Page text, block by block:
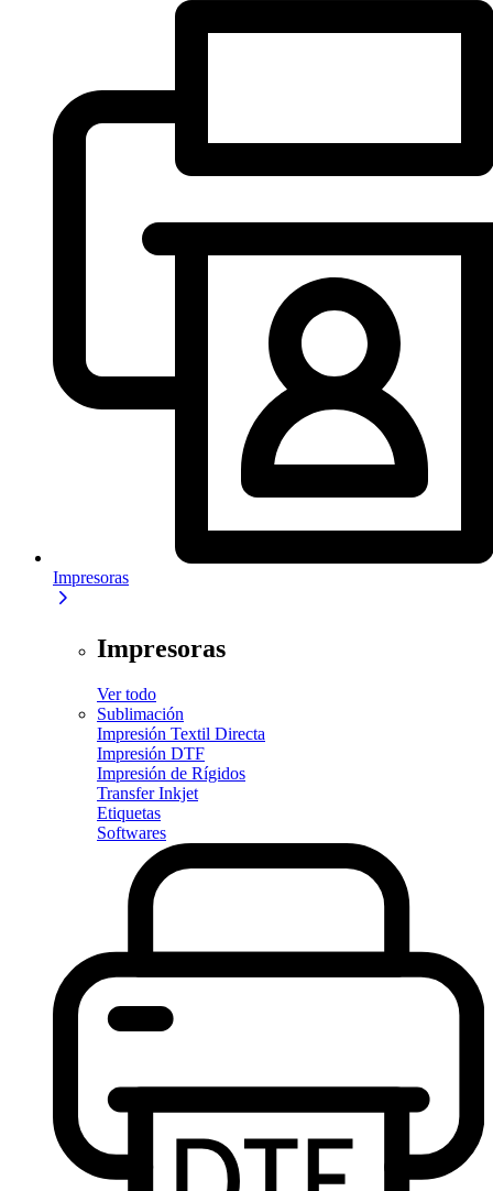
Impresoras
Impresoras
Ver todo
Sublimación
Impresión Textil Directa
Impresión DTF
Impresión de Rígidos
Transfer Inkjet
Etiquetas
Softwares